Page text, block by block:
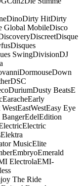
DinoDirty HitDirty
Global MobileDisco
DiscreetDisque
Disques
SwingDivisionDJ
DormouseDown
DSC
DuriumDusty BeatsE
EaracheEarly
WestEastWestEasy Eye
BangerEdelEdition
Electric
Elektra
MusicElite
EmbryoEmerald
ElectrolaEMI-
The Ride